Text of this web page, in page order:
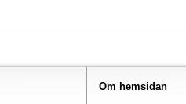
Om hemsidan